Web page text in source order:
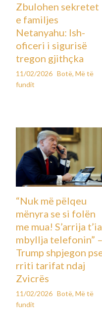
Zbulohen sekretet
e familjes
Netanyahu: Ish-
oficeri i sigurisë
tregon gjithçka
11/02/2026 Botë,Më të
fundit
“Nuk më pëlqeu
mënyra se si folën
me mua! S’arrija t’ia
mbyllja telefonin” –
Trump shpjegon
rriti tarifat ndaj
Zvicrës
11/02/2026 Botë,Më të
fundit